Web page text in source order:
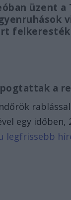
üzent a
a
egy időben,
legfrissebb